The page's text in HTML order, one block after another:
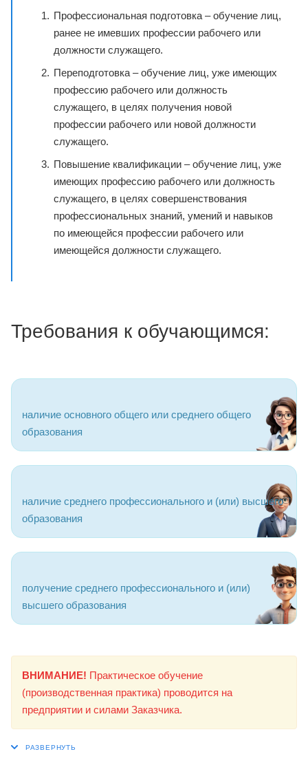
Профессиональная подготовка – обучение лиц,
ранее не имевших профессии рабочего или
должности служащего.
Переподготовка – обучение лиц, уже имеющих
профессию рабочего или должность
служащего, в целях получения новой
профессии рабочего или новой должности
служащего.
Повышение квалификации – обучение лиц, уже
имеющих профессию рабочего или должность
служащего, в целях совершенствования
профессиональных знаний, умений и навыков
по имеющейся профессии рабочего или
имеющейся должности служащего.
Требования к обучающимся:
наличие основного общего или среднего общего
образования
наличие среднего профессионального и (или) высшего
образования
получение среднего профессионального и (или)
высшего образования
ВНИМАНИЕ! Практическое обучение
(производственная практика) проводится на
предприятии и силами Заказчика.